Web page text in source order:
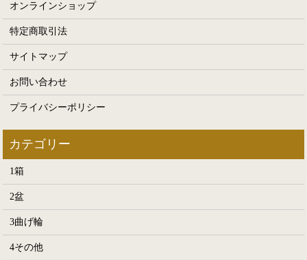
オンラインショップ
特定商取引法
サイトマップ
お問い合わせ
プライバシーポリシー
1箱
2盆
3曲げ輪
4その他